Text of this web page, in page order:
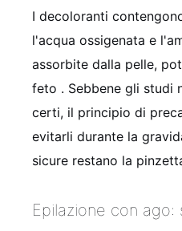
I decoloranti
l'acqua ossigenata e
assorbite dalla pelle,
feto . Sebbene gli studi
certi, il principio di
evitarli durante la
sicure restano la
Epilazione con ago: